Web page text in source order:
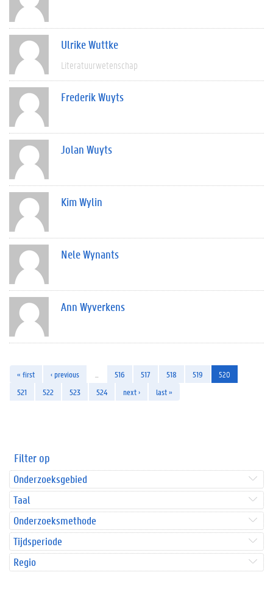
Ulrike Wuttke
Literatuurwetenschap
Frederik Wuyts
Jolan Wuyts
Kim Wylin
Nele Wynants
Ann Wyverkens
« first ‹ previous 516 517 518 519
520
521
522 523 524 next › last »
Filter op
Onderzoeksgebied
Taal
Onderzoeksmethode
Tijdsperiode
Regio